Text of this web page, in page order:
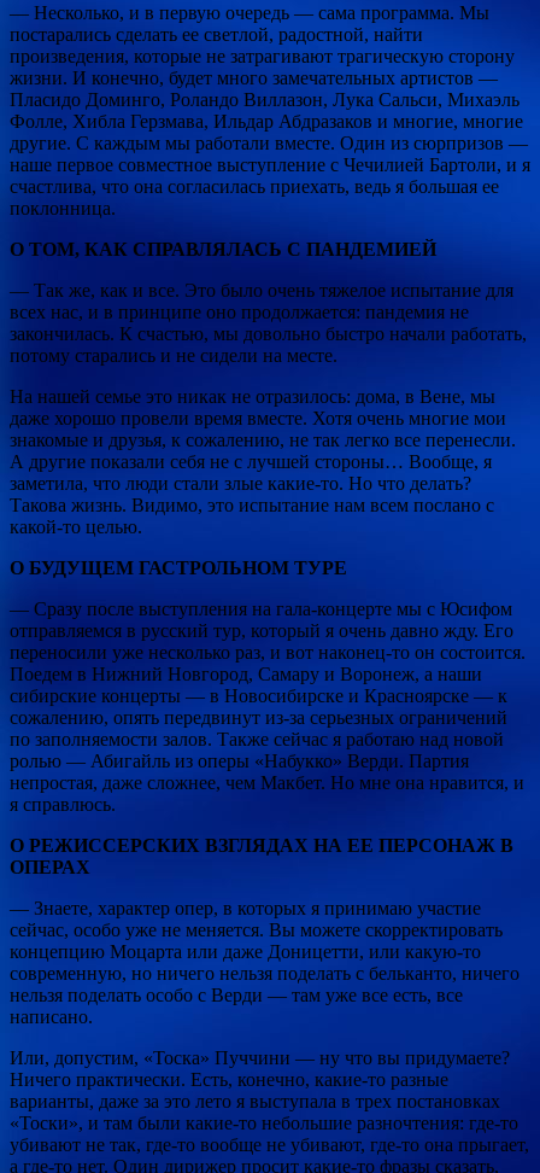
— Несколько, и в первую очередь — сама программа. Мы
постарались сделать ее светлой, радостной, найти
произведения, которые не затрагивают трагическую сторону
жизни. И конечно, будет много замечательных артистов —
Пласидо Доминго, Роландо Виллазон, Лука Сальси, Михаэль
Фолле, Хибла Герзмава, Ильдар Абдразаков и многие, многие
другие. С каждым мы работали вместе. Один из сюрпризов —
наше первое совместное выступление с Чечилией Бартоли, и я
счастлива, что она согласилась приехать, ведь я большая ее
поклонница.
О ТОМ, КАК СПРАВЛЯЛАСЬ С ПАНДЕМИЕЙ
— Так же, как и все. Это было очень тяжелое испытание для
всех нас, и в принципе оно продолжается: пандемия не
закончилась. К счастью, мы довольно быстро начали работать,
потому старались и не сидели на месте.
На нашей семье это никак не отразилось: дома, в Вене, мы
даже хорошо провели время вместе. Хотя очень многие мои
знакомые и друзья, к сожалению, не так легко все перенесли.
А другие показали себя не с лучшей стороны… Вообще, я
заметила, что люди стали злые какие-то. Но что делать?
Такова жизнь. Видимо, это испытание нам всем послано с
какой-то целью.
О БУДУЩЕМ ГАСТРОЛЬНОМ ТУРЕ
— Сразу после выступления на гала-концерте мы с Юсифом
отправляемся в русский тур, который я очень давно жду. Его
переносили уже несколько раз, и вот наконец-то он состоится.
Поедем в Нижний Новгород, Самару и Воронеж, а наши
сибирские концерты — в Новосибирске и Красноярске — к
сожалению, опять передвинут из-за серьезных ограничений
по заполняемости залов. Также сейчас я работаю над новой
ролью — Абигайль из оперы «Набукко» Верди. Партия
непростая, даже сложнее, чем Макбет. Но мне она нравится, и
я справлюсь.
О РЕЖИССЕРСКИХ ВЗГЛЯДАХ НА ЕЕ ПЕРСОНАЖ В
ОПЕРАХ
— Знаете, характер опер, в которых я принимаю участие
сейчас, особо уже не меняется. Вы можете скорректировать
концепцию Моцарта или даже Доницетти, или какую-то
современную, но ничего нельзя поделать с бельканто, ничего
нельзя поделать особо с Верди — там уже все есть, все
написано.
Или, допустим, «Тоска» Пуччини — ну что вы придумаете?
Ничего практически. Есть, конечно, какие-то разные
варианты, даже за это лето я выступала в трех постановках
«Тоски», и там были какие-то небольшие разночтения: где-то
убивают не так, где-то вообще не убивают, где-то она прыгает,
а где-то нет. Один дирижер просит какие-то фразы сказать,